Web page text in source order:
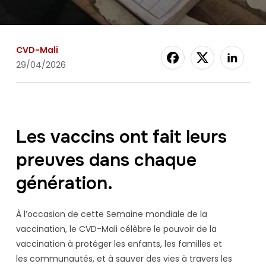
CVD-Mali
29/04/2026
Les vaccins ont fait leurs
preuves dans chaque
génération.
À l’occasion de cette Semaine mondiale de la
vaccination, le CVD-Mali célèbre le pouvoir de la
vaccination à protéger les enfants, les familles et
les communautés, et à sauver des vies à travers les